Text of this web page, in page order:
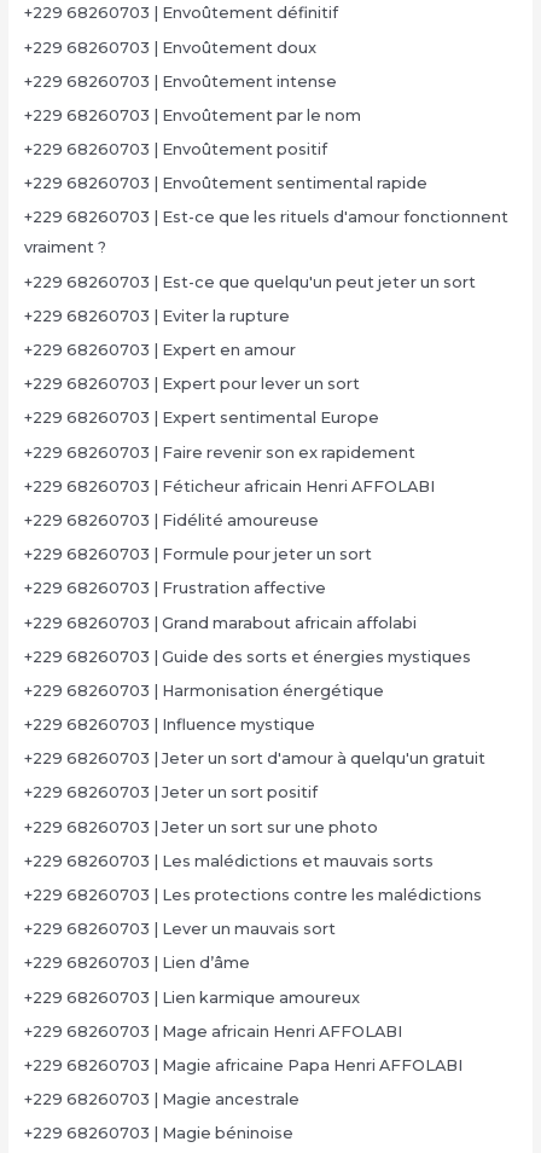
+229 68260703 | Envoûtement définitif
+229 68260703 | Envoûtement doux
+229 68260703 | Envoûtement intense
+229 68260703 | Envoûtement par le nom
+229 68260703 | Envoûtement positif
+229 68260703 | Envoûtement sentimental rapide
+229 68260703 | Est-ce que les rituels d'amour fonctionnent
vraiment ?
+229 68260703 | Est-ce que quelqu'un peut jeter un sort
+229 68260703 | Eviter la rupture
+229 68260703 | Expert en amour
+229 68260703 | Expert pour lever un sort
+229 68260703 | Expert sentimental Europe
+229 68260703 | Faire revenir son ex rapidement
+229 68260703 | Féticheur africain Henri AFFOLABI
+229 68260703 | Fidélité amoureuse
+229 68260703 | Formule pour jeter un sort
+229 68260703 | Frustration affective
+229 68260703 | Grand marabout africain affolabi
+229 68260703 | Guide des sorts et énergies mystiques
+229 68260703 | Harmonisation énergétique
+229 68260703 | Influence mystique
+229 68260703 | Jeter un sort d'amour à quelqu'un gratuit
+229 68260703 | Jeter un sort positif
+229 68260703 | Jeter un sort sur une photo
+229 68260703 | Les malédictions et mauvais sorts
+229 68260703 | Les protections contre les malédictions
+229 68260703 | Lever un mauvais sort
+229 68260703 | Lien d’âme
+229 68260703 | Lien karmique amoureux
+229 68260703 | Mage africain Henri AFFOLABI
+229 68260703 | Magie africaine Papa Henri AFFOLABI
+229 68260703 | Magie ancestrale
+229 68260703 | Magie béninoise